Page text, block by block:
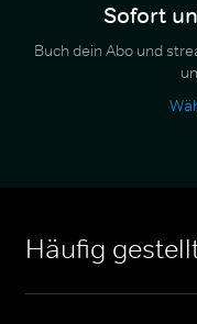
Sofort
Buch dein Abo und
Häufig